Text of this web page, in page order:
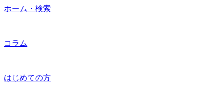
ホーム・検索
コラム
はじめての方